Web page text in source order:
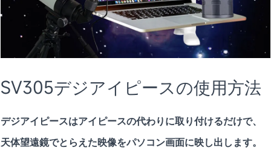
SV305デジアイピースの使用方法
デジアイピースはアイピースの代わりに取り付けるだけで、
天体望遠鏡でとらえた映像をパソコン画面に映し出します。